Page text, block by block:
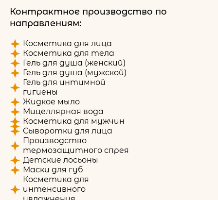
Контрактное производство по
направлениям:
Косметика для лица
Косметика для тела
Гель для душа (женский)
Гель для душа (мужской)
Гель для интимной
гигиены
Жидкое мыло
Мицеллярная вода
Косметика для мужчин
Сыворотки для лица
Производство
термозащитного спрея
Детские лосьоны
Маски для губ
Косметика для
интенсивного